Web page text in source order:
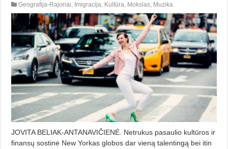
Geografija-Rajonai Imigracija Kultūra Mokslas Muzika
JOVITA BELIAK-ANTANAVIČIENĖ. Netrukus pasaulio kultūros ir
finansų sostinė New Yorkas globos dar vieną talentingą bei itin